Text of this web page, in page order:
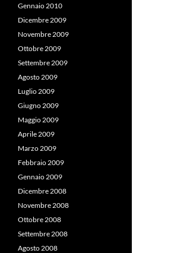
Gennaio 2010
Dicembre 2009
Novembre 2009
Ottobre 2009
Settembre 2009
Agosto 2009
Luglio 2009
Giugno 2009
Maggio 2009
Aprile 2009
Marzo 2009
Febbraio 2009
Gennaio 2009
Dicembre 2008
Novembre 2008
Ottobre 2008
Settembre 2008
Agosto 2008